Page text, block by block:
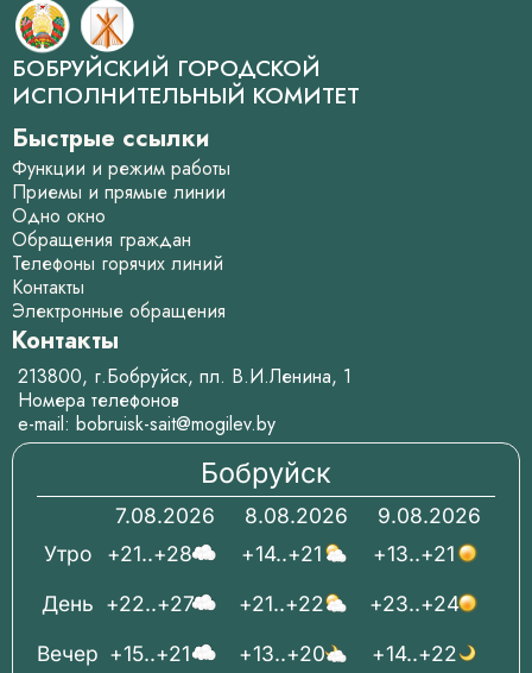
БОБРУЙСКИЙ ГОРОДСКОЙ
ИСПОЛНИТЕЛЬНЫЙ КОМИТЕТ
Быстрые ссылки
Функции и режим работы
Приемы и прямые линии
Одно окно
Обращения граждан
Телефоны горячих линий
Контакты
Электронные обращения
Контакты
213800, г.Бобруйск, пл. В.И.Ленина, 1
Номера телефонов
e-mail: bobruisk-sait@mogilev.by
Бобруйск
7.08.2026
+21..+28
+22..+27
+15..+21
8.08.2026
+14..+21
+21..+22
+13..+20
9.08.2026
+13..+21
+23..+24
+14..+22
Вечер
День
Утро